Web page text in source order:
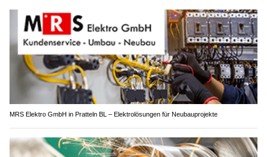
MRS Elektro GmbH in Pratteln BL – Elektrolösungen für Neubauprojekte